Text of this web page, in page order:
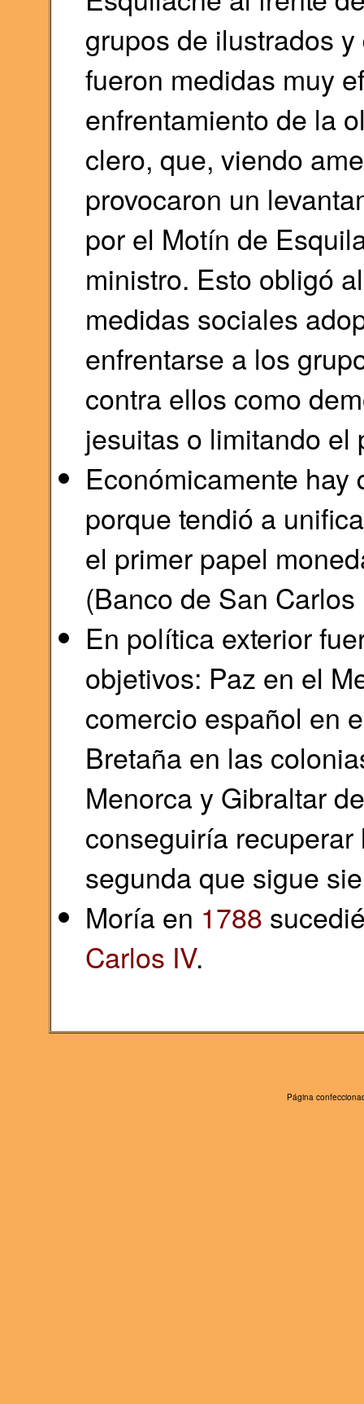
grupos de ilustrados
fueron medidas muy
enfrentamiento de la
clero, que, viendo
provocaron un
por el Motín de
ministro. Esto obligó
medidas sociales
enfrentarse a los
contra ellos como
jesuitas o limitando
Económicamente hay
porque tendió a
el primer papel
(Banco de San
En política exterior
objetivos: Paz en el
comercio español en
Bretaña en las
Menorca y Gibraltar
conseguiría
segunda que sigue
Moría en 1788
Carlos IV.
Página